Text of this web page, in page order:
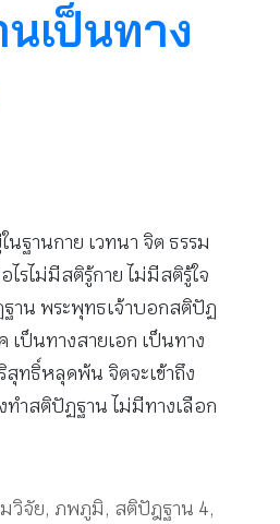
เป็นทาง
ฐานกาย เวทนา จิต ธรรม
ไรไม่มีสติรู้กาย ไม่มีสติรู้ใจ
าน พระพุทธเจ้าบอกสติปัฏ
เป็นทางสายเอก เป็นทาง
สุทธิ์หลุดพ้น จิตจะเข้าถึง
ำสติปัฏฐาน ไม่มีทางเลือก
วิจัย, ภพภูมิ, สติปัฎฐาน 4,